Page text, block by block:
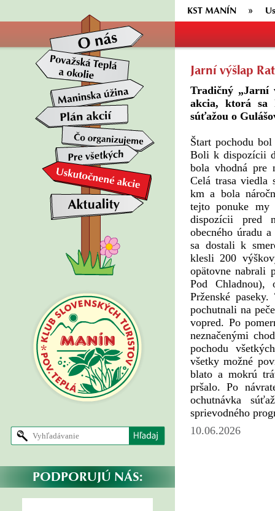
Jarní výšlap
Tradičný „Jarní
akcia, ktorá sa
súťažou o
Štart pochodu
Boli k dispozícii
bola vhodná pre
Celá trasa viedla
km a bola
tejto ponuke
dispozícii pred
obecného úradu
sa dostali k
klesli 200
opätovne nabrali
Pod Chladnou),
Prženské
pochutnali na
vopred. Po
neznačenými
pochodu
všetky možné
blato a mokrú
pršalo. Po
ochutnávka
sprievodného
10.06.2026
PODPORUJÚ NÁS:
KST MANÍN